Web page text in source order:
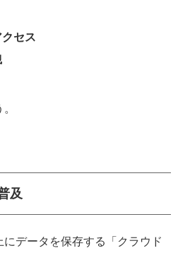
セス
及
データを保存する「クラウド